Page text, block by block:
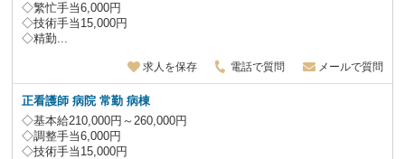
◇繁忙手当6,000円
◇技術手当15,000円
◇精勤...
求人を保存 電話で質問 メールで質問
正看護師 病院 常勤 病棟
◇基本給210,000円～260,000円
◇調整手当6,000円
◇技術手当15,000円